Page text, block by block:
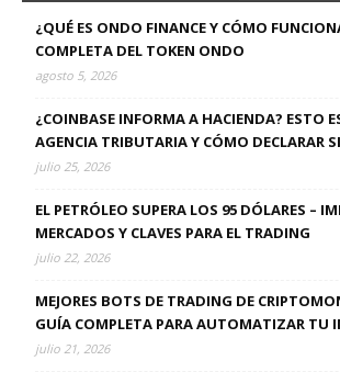
¿QUÉ ES ONDO FINANCE Y CÓMO
COMPLETA DEL TOKEN ONDO
agosto 5, 2026
¿COINBASE INFORMA A HACIENDA? ESTO
AGENCIA TRIBUTARIA Y CÓMO DECLARAR
julio 25, 2026
EL PETRÓLEO SUPERA LOS 95 DÓLARES –
MERCADOS Y CLAVES PARA EL TRADING
julio 22, 2026
MEJORES BOTS DE TRADING DE
GUÍA COMPLETA PARA AUTOMATIZAR TU
julio 21, 2026